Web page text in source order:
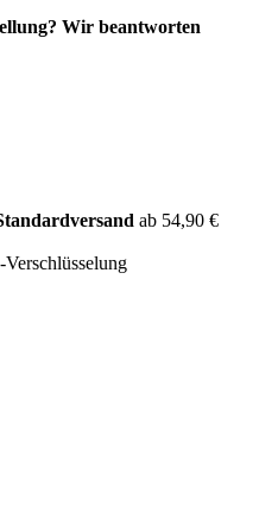
Wir beantworten
ab 54,90 €